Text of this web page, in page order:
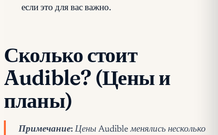
если это для вас важно.
Сколько стоит
Audible? (Цены и
планы)
Примечание: Цены Audible менялись несколько